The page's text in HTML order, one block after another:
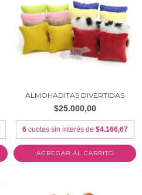
ALMOHADITAS DIVERTIDAS
$25.000,00
6 cuotas sin interés de $4.166,67